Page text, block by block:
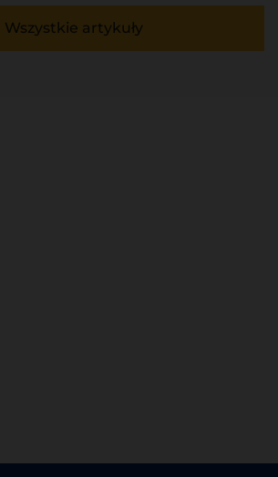
Wszystkie artykuły